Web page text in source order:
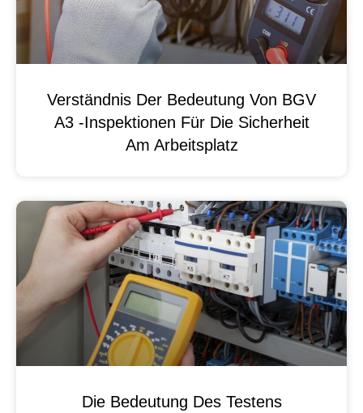
Verständnis Der Bedeutung Von BGV
A3 -Inspektionen Für Die Sicherheit
Am Arbeitsplatz
Die Bedeutung Des Testens